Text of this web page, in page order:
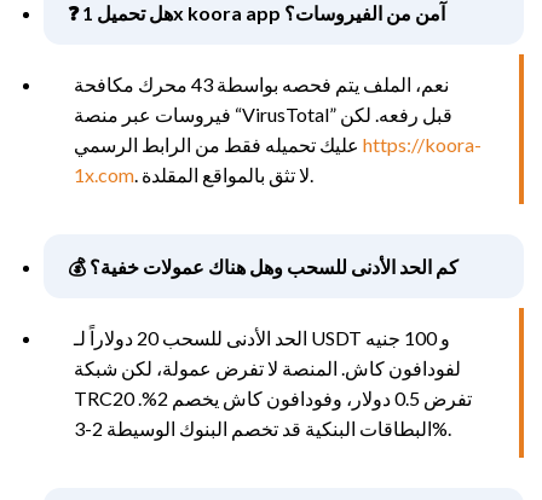
❓ هل تحميل 1x koora app آمن من الفيروسات؟
نعم، الملف يتم فحصه بواسطة 43 محرك مكافحة
فيروسات عبر منصة “VirusTotal” قبل رفعه. لكن
https://koora-
1x.com
. لا تثق بالمواقع المقلدة.
💰 كم الحد الأدنى للسحب وهل هناك عمولات خفية؟
الحد الأدنى للسحب 20 دولاراً لـ USDT و 100 جنيه
لفودافون كاش. المنصة لا تفرض عمولة، لكن شبكة
TRC20 تفرض 0.5 دولار، وفودافون كاش يخصم 2%.
البطاقات البنكية قد تخصم البنوك الوسيطة 2-3%.